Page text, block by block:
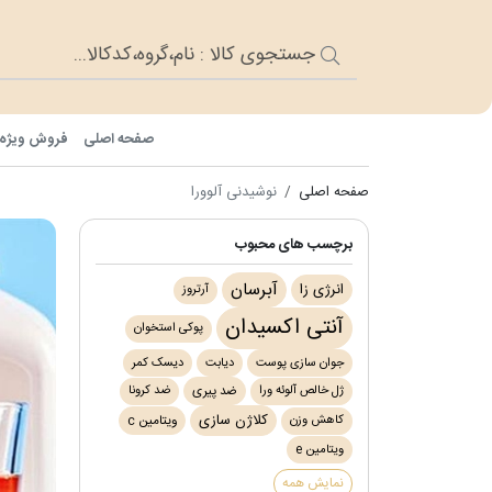
صفحه اصلی فروش
صفحه اصلی نوشیدنی آلوورا
برچسب های محبوب
انرژی زا
آبرسان آرتروز
آنتی اکسیدان
پوکی استخوان
جوان سازی پوست
دیابت
دیسک کمر
ژل خالص آلوئه ورا
ضد پیری
ضد کرونا
کاهش وزن
کلاژن سازی
ویتامین c
ویتامین e
نمایش همه